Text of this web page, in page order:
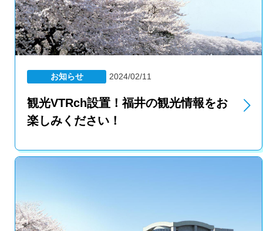
お知らせ 2024/02/11
観光VTRch設置！福井の観光情報をお
楽しみください！